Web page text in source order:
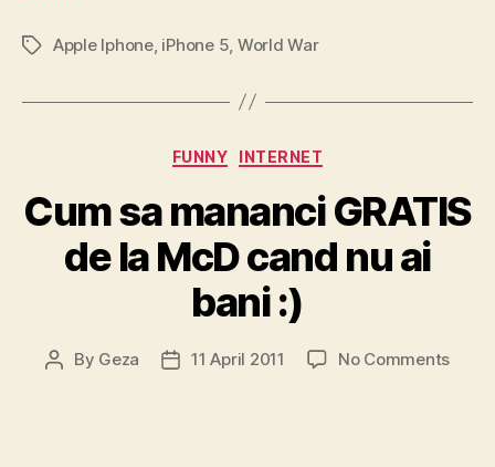
TagsApple Iphone, iPhone 5 World War
Categories
FUNNY INTERNET
Cum sa mananci GRATIS
de la McD cand nu ai
bani :)
Post
By Geza
Post11 April 2011 No Commentson